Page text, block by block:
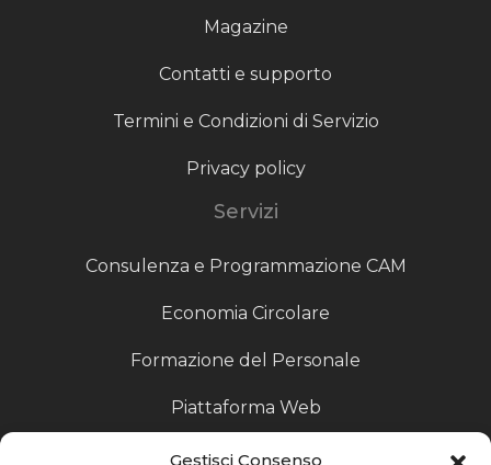
Gestisci Consenso
Magazine
Contatti e supporto
Termini e Condizioni di Servizio
Privacy policy
Servizi
Consulenza e Programmazione CAM
Economia Circolare
Formazione del Personale
Piattaforma Web
Scouting fornitori